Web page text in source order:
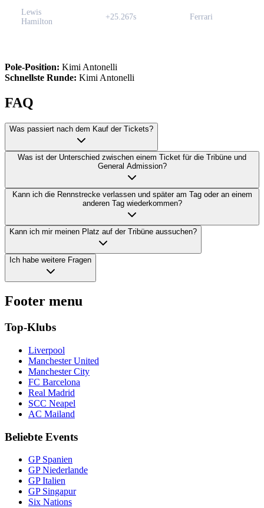
Lewis
Hamilton
+25.267s Ferrari
Pole-Position: Kimi Antonelli
Schnellste Runde: Kimi Antonelli
FAQ
Was passiert nach dem Kauf der Tickets?
Was ist der Unterschied zwischen einem Ticket für die Tribüne und
General Admission?
Kann ich die Rennstrecke verlassen und später am Tag oder an einem
anderen Tag wiederkommen?
Kann ich mir meinen Platz auf der Tribüne aussuchen?
Ich habe weitere Fragen
Footer menu
Top-Klubs
Liverpool
Manchester United
Manchester City
FC Barcelona
Real Madrid
SCC Neapel
AC Mailand
Beliebte Events
GP Spanien
GP Niederlande
GP Italien
GP Singapur
Six Nations